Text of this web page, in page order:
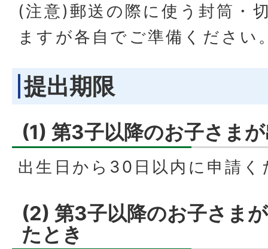
(注意)郵送の際に使う封筒・
ますが各自でご準備ください
提出期限
(1) 第3子以降のお子さま
出生日から30日以内に申請く
(2) 第3子以降のお子さま
たとき